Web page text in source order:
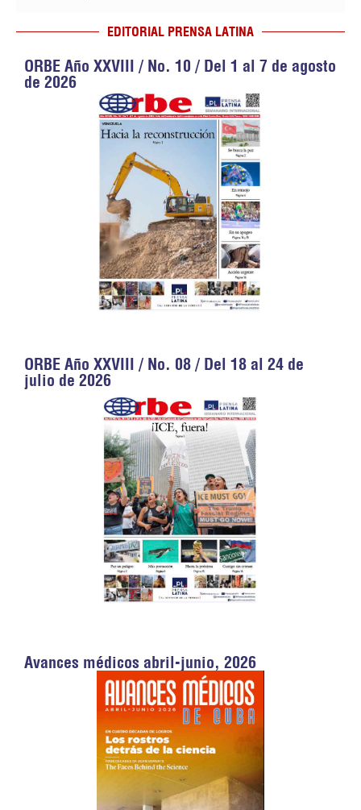
EDITORIAL PRENSA LATINA
ORBE Año XXVIII / No. 10 / Del 1 al 7 de agosto
de 2026
ORBE Año XXVIII / No. 08 / Del 18 al 24 de
julio de 2026
Avances médicos abril-junio, 2026